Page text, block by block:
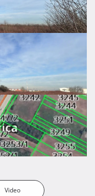
Video